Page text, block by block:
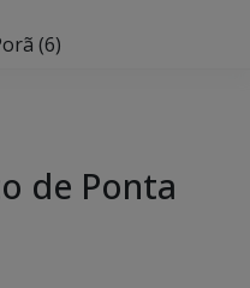
(6)
de Ponta